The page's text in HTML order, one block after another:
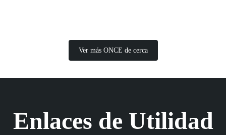
Ver más ONCE de cerca
Enlaces de Utilidad